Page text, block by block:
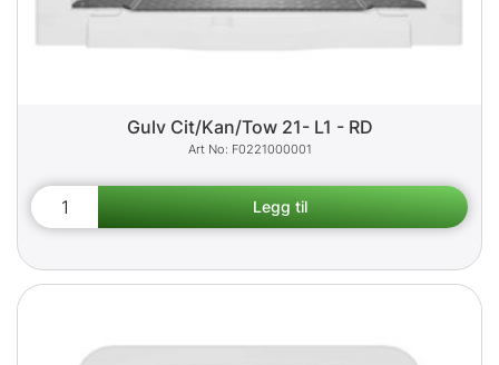
Gulv Cit/Kan/Tow 21- L1 - RD
F0221000001